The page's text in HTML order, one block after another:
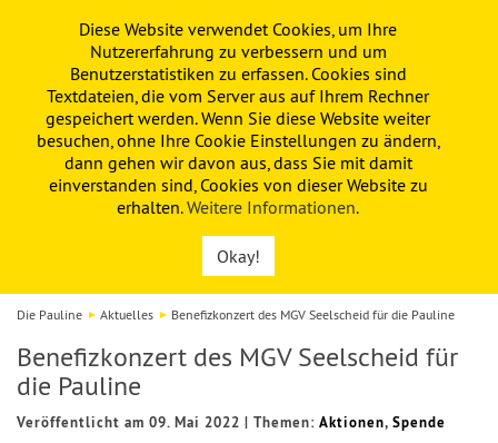
PAULINE KITA FÖRDERVEREIN
Die Pauline Aktuelles Benefizkonzert des MGV Seelscheid für die Pauline
Benefizkonzert des MGV Seelscheid für
die Pauline
Veröffentlicht am 09. Mai 2022 | Themen: Aktionen, Spende
Diese Website verwendet Cookies, um Ihre
Nutzererfahrung zu verbessern und um
Benutzerstatistiken zu erfassen. Cookies sind
Textdateien, die vom Server aus auf Ihrem Rechner
gespeichert werden. Wenn Sie diese Website weiter
besuchen, ohne Ihre Cookie Einstellungen zu ändern,
dann gehen wir davon aus, dass Sie mit damit
einverstanden sind, Cookies von dieser Website zu
erhalten.Weitere Informationen.
Okay!